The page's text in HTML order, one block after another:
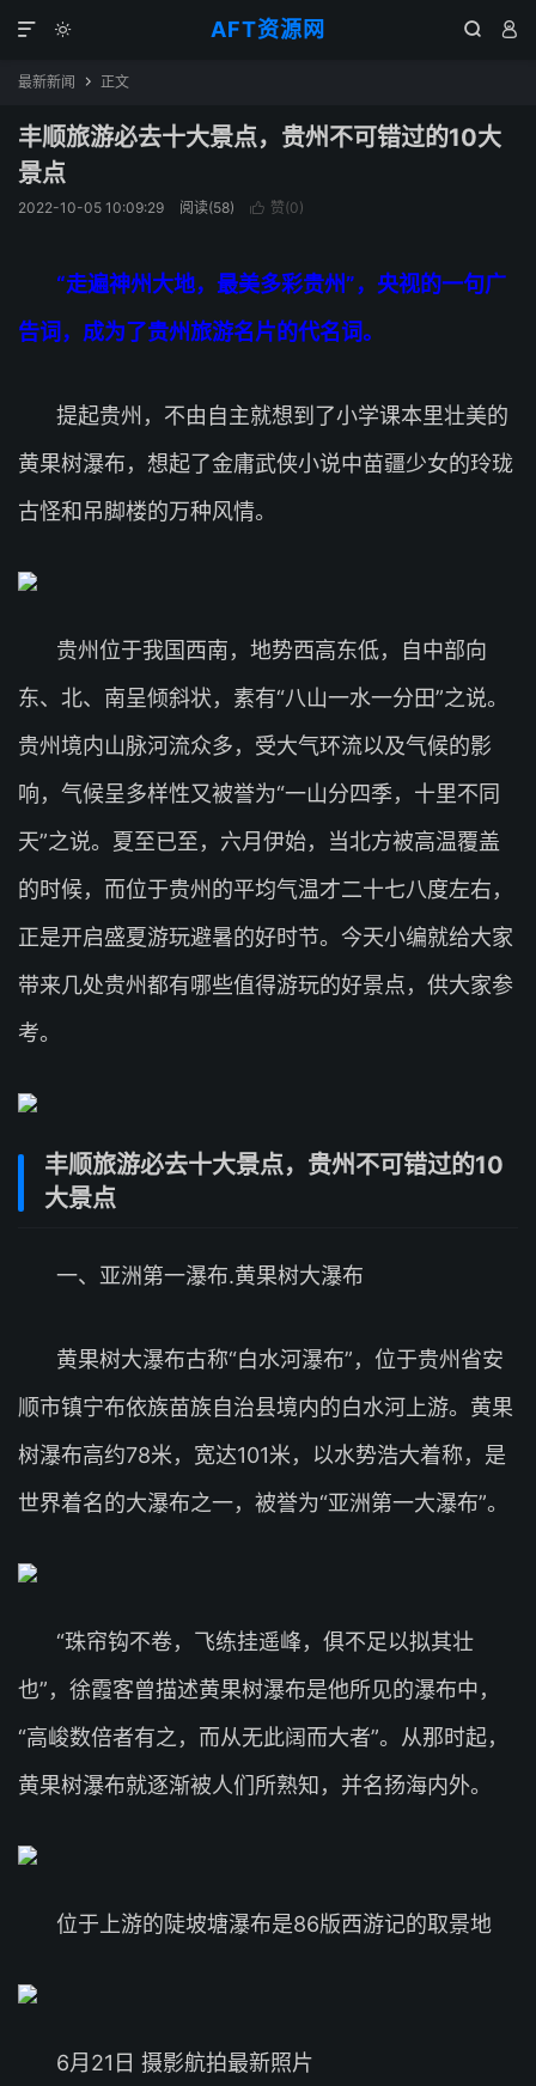
AFT资源网
  

最新新闻  正文
丰顺旅游必去十大景点，贵州不可错过的10大
景点
2022-10-05 10:09:29 阅读(58)  赞(0)
“走遍神州大地，最美多彩贵州”，央视的一句广
告词，成为了贵州旅游名片的代名词。
提起贵州，不由自主就想到了小学课本里壮美的
黄果树瀑布，想起了金庸武侠小说中苗疆少女的玲珑
古怪和吊脚楼的万种风情。
贵州位于我国西南，地势西高东低，自中部向
东、北、南呈倾斜状，素有“八山一水一分田”之说。
贵州境内山脉河流众多，受大气环流以及气候的影
响，气候呈多样性又被誉为“一山分四季，十里不同
天”之说。夏至已至，六月伊始，当北方被高温覆盖
的时候，而位于贵州的平均气温才二十七八度左右，
正是开启盛夏游玩避暑的好时节。今天小编就给大家
带来几处贵州都有哪些值得游玩的好景点，供大家参
考。
丰顺旅游必去十大景点，贵州不可错过的10
大景点
一、亚洲第一瀑布.黄果树大瀑布
黄果树大瀑布古称“白水河瀑布”，位于贵州省安
顺市镇宁布依族苗族自治县境内的白水河上游。黄果
树瀑布高约78米，宽达101米，以水势浩大着称，是
世界着名的大瀑布之一，被誉为“亚洲第一大瀑布”。
“珠帘钩不卷，飞练挂遥峰，俱不足以拟其壮
也”，徐霞客曾描述黄果树瀑布是他所见的瀑布中，
“高峻数倍者有之，而从无此阔而大者”。从那时起，
黄果树瀑布就逐渐被人们所熟知，并名扬海内外。
位于上游的陡坡塘瀑布是86版西游记的取景地
6月21日 摄影航拍最新照片